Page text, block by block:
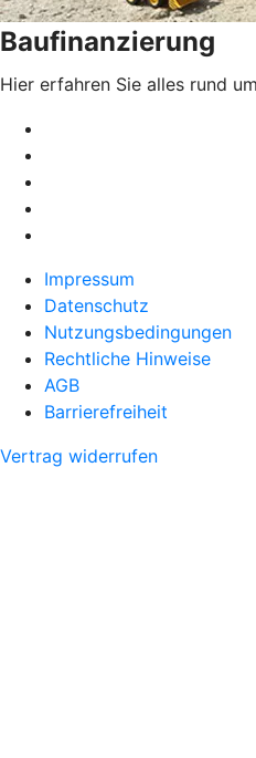
Baufinanzierung
Hier erfahren Sie alles rund
Impressum
Datenschutz
Nutzungsbedingungen
Rechtliche Hinweise
AGB
Barrierefreiheit
Vertrag widerrufen